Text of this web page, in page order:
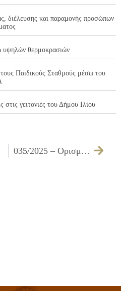
διέλευσης και παραμονής προσώπων
υψηλών θερμοκρασιών
Παιδικούς Σταθμούς μέσω του
στις γειτονιές του Δήμου Ιλίου
035/2025 – Ορισμός μελών της Επιτροπής του άρθρου 199 του Ν. 3463/2006 για εκποίηση κινητών πραγμάτων των σχολικών μονάδων του Δήμου, που δεν έχουν καμία αξία, αποτελούμενη από 2 Δημοτικούς Συμβούλους & 1 Υπάλληλο, για τη χρονική περίοδο από 14.02.2025 έως 30.06.2026